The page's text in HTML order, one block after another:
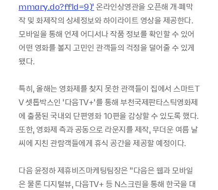
mmary.do?ffId=9)’ 온라인상영관을 오픈해 개∙폐막
작 및 화제작의 상세정보와 하이라이트 영상을 제공한다.
모바일을 통해 언제 어디서나 작품 정보를 확인할 수 있어
어떤 영화를 볼지 고민인 관객들의 걱정을 덜어줄 수 있게
됐다.
특히, 올해는 영화제를 찾지 못한 관객들이 집에서 스마트T
V 셋톱박스인 ‘다음TV+’를 통해 부천국제판타스틱영화제
에 출품된 국내외 단편영화 10편을 감상할 수 있도록 했다.
또한, 영화제 측과 공동으로 라운지를 제작, 무더운 여름 날
씨에 지친 관람객들에게 휴식 공간을 제공할 예정이다.
다음 윤정하 제휴비즈마케팅팀장은 “다음은 웹과 모바일
은 물론 디지털뷰, 다음TV+ 등 N스크린을 통해 한국을 대